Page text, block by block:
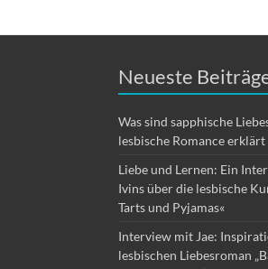
Neueste
Was sind sapphische
lesbische Romance erklärt
Liebe und Lernen: Ein
Ivins über die lesbische
Tarts und Pyjamas«
Interview mit Jae:
lesbischen Liebesroman